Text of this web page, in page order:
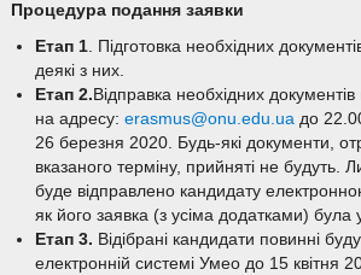
Процедура поданнязаявки
Етап 1. Підготовка необхідних
деякі з них.
Етап 2. Відправка необхідних
на адресу: erasmus@onu.edu.uaдо
26 березня 2020. Будь-які документи,
вказаного терміну, прийняті не будуть.
буде відправлено кандидату
як його заявка (з усіма додатками) була
Етап 3. Відібрані кандидати повинні
електронній системі Умео до 15 квітня